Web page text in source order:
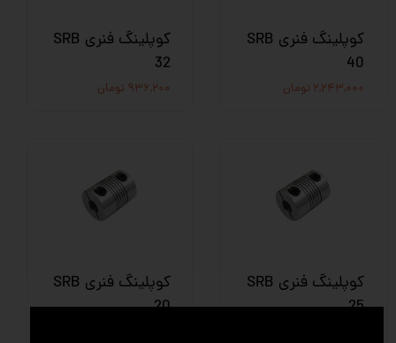
کوپلینگ فنری SRB
40
۲,۲۴۳,۰۰۰ تومان
کوپلینگ فنری SRB
32
۹۳۶,۲۰۰ تومان
کوپلینگ فنری SRB
25
کوپلینگ فنری SRB
20